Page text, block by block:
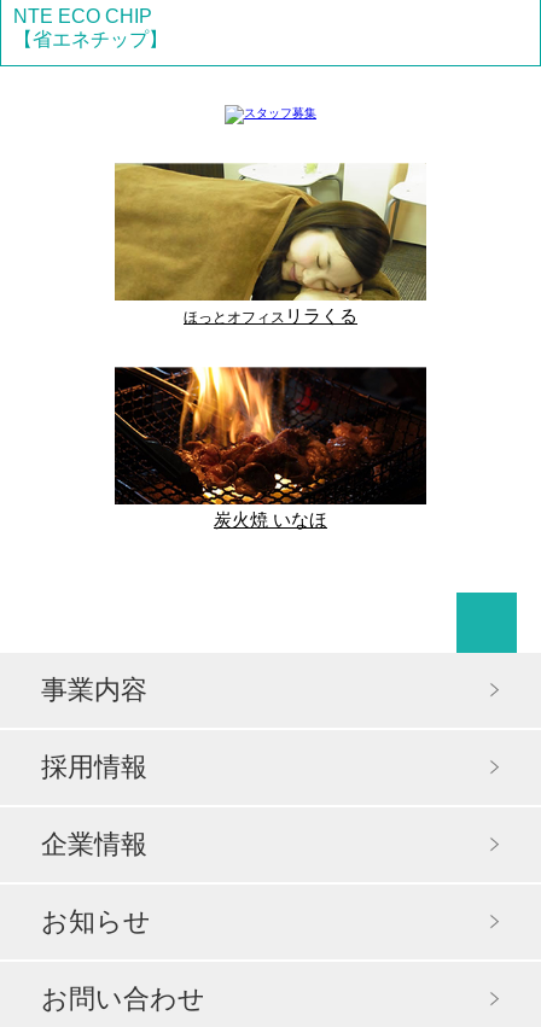
NTE ECO CHIP
【省エネチップ】
ほっとオフィス リラくる
炭火焼 いなほ
事業内容
採用情報
企業情報
お知らせ
お問い合わせ